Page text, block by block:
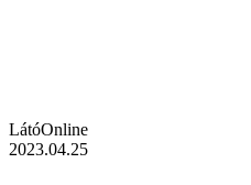
LátóOnline
2023.04.25